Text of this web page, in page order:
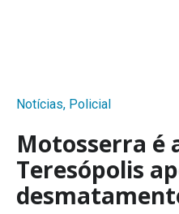
Notícias, Policial
Motosserra é
Teresópolis